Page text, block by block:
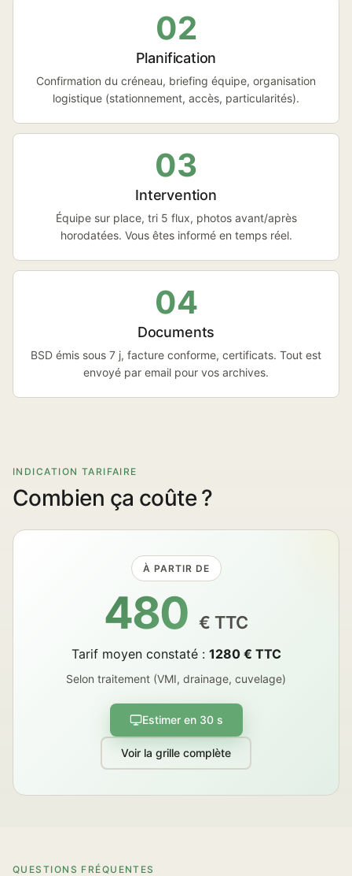
02
Planification
Confirmation du créneau, briefing équipe, organisation
logistique (stationnement, accès, particularités).
03
Intervention
Équipe sur place, tri 5 flux, photos avant/après
horodatées. Vous êtes informé en temps réel.
04
Documents
BSD émis sous 7 j, facture conforme, certificats. Tout est
envoyé par email pour vos archives.
INDICATION TARIFAIRE
Combien ça coûte ?
À PARTIR DE
480 € TTC
Tarif moyen constaté : 1280 € TTC
Selon traitement (VMI, drainage, cuvelage)
Estimer en 30 s
Voir la grille complète
QUESTIONS FRÉQUENTES